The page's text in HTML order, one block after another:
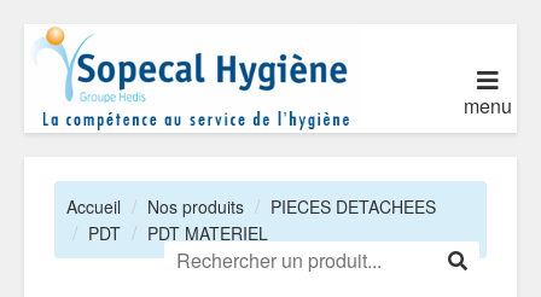
menu
Accueil Nos produits
PIECES DETACHEES
PDT
PDT MATERIEL